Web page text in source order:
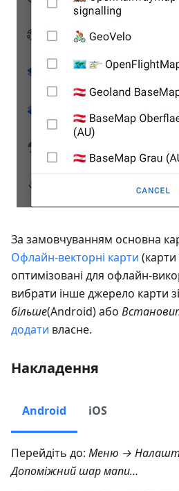
За замовчуванням основна
Офлайн-векторні карти
оптимізовані для офлайн-
вибрати інше джерело карти
більше(Android) або
додати власне.
Накладення
Android iOS
Перейдіть до: Меню →
Допоміжний шар мапи…